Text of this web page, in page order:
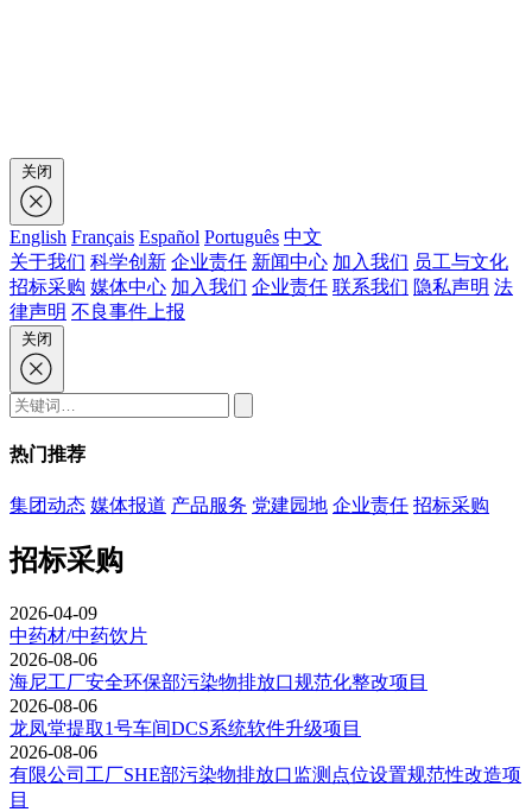
English Français Español Português 中文
关于我们 科学创新 企业责任 新闻中心 加入我们 员工与文化
招标采购 媒体中心 加入我们 企业责任 联系我们 隐私声明 法
律声明 不良事件上报
热门推荐
集团动态 媒体报道 产品服务 党建园地 企业责任 招标采购
招标采购
2026-04-09
中药材/中药饮片
2026-08-06
海尼工厂安全环保部污染物排放口规范化整改项目
2026-08-06
龙凤堂提取1号车间DCS系统软件升级项目
2026-08-06
有限公司工厂SHE部污染物排放口监测点位设置规范性改造项
目